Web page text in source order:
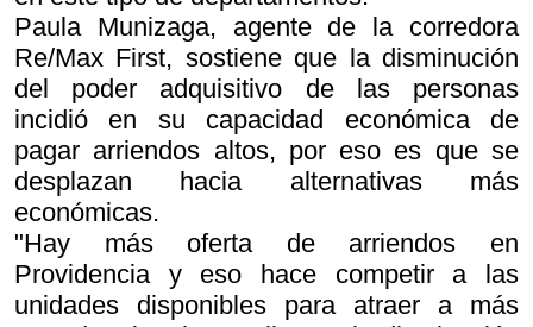
Paula Munizaga, agente de la corredora
Re/Max First, sostiene que la disminución
del poder adquisitivo de las personas
incidió en su capacidad económica de
pagar arriendos altos, por eso es que se
desplazan hacia alternativas más
económicas.
"Hay más oferta de arriendos en
Providencia y eso hace competir a las
unidades disponibles para atraer a más